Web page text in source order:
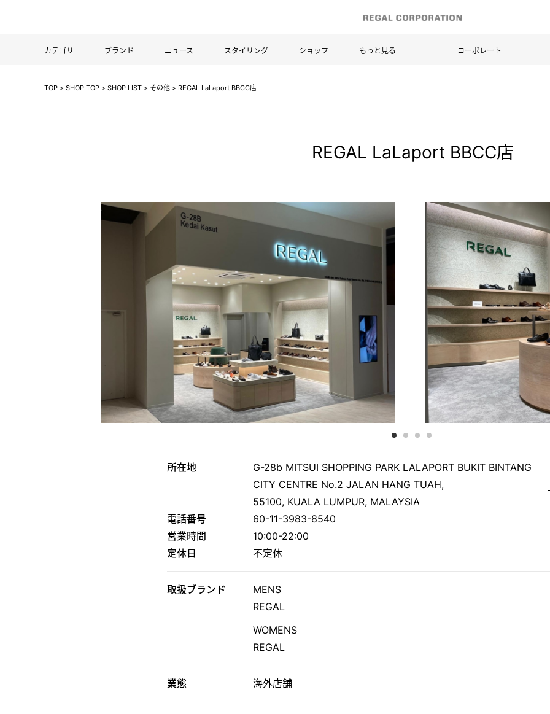
カテゴリ ブランド ニュース スタイリング ショップ もっと見る コーポレート
TOP > SHOP TOP > SHOP LIST > その他 > REGAL LaLaport BBCC店
REGAL LaLaport BBCC店
1 2 3 4
所在地 G-28b MITSUI SHOPPING PARK LALAPORT BUKIT BINTANG
CITY CENTRE No.2 JALAN HANG TUAH,
55100, KUALA LUMPUR, MALAYSIA
電話番号
60-11-3983-8540
営業時間
10:00-22:00
定休日
不定休
取扱ブランド
MENS
REGAL
WOMENS
REGAL
業態 海外店舗